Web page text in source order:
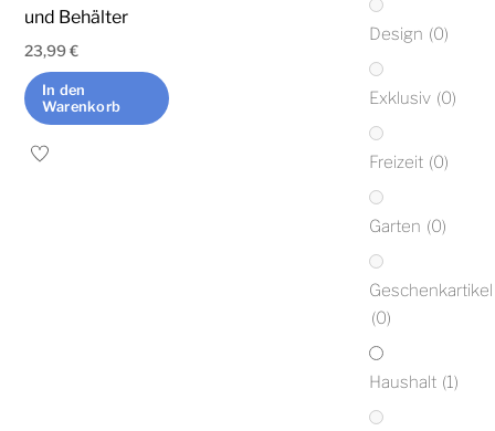
und Behälter
23,99€
In den
Warenkorb
Design (0)
Exklusiv (0)
Freizeit (0)
Garten (0)
Geschenkartikel
(0)
Haushalt (1)